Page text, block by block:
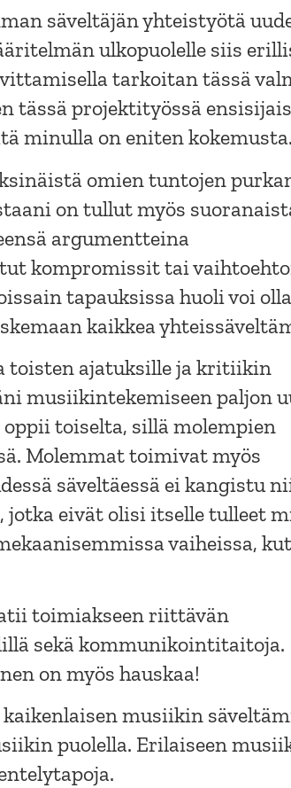
säveltäjän yhteistyötä
ulkopuolelle siis
tarkoitan tässä
tässä projektityössä
minulla on eniten kokemusta.
omien tuntojen
on tullut myös
argumentteina
kompromissit tai
tapauksissa huoli voi olla
kaikkea
toisten ajatuksille ja kritiikin
musiikintekemiseen paljon
oppii toiselta, sillä molempien
Molemmat toimivat myös
säveltäessä ei kangistu
eivät olisi itselle tulleet
vaiheissa,
toimiakseen riittävän
sekä kommunikointitaitoja.
on myös hauskaa!
musiikin
puolella. Erilaiseen